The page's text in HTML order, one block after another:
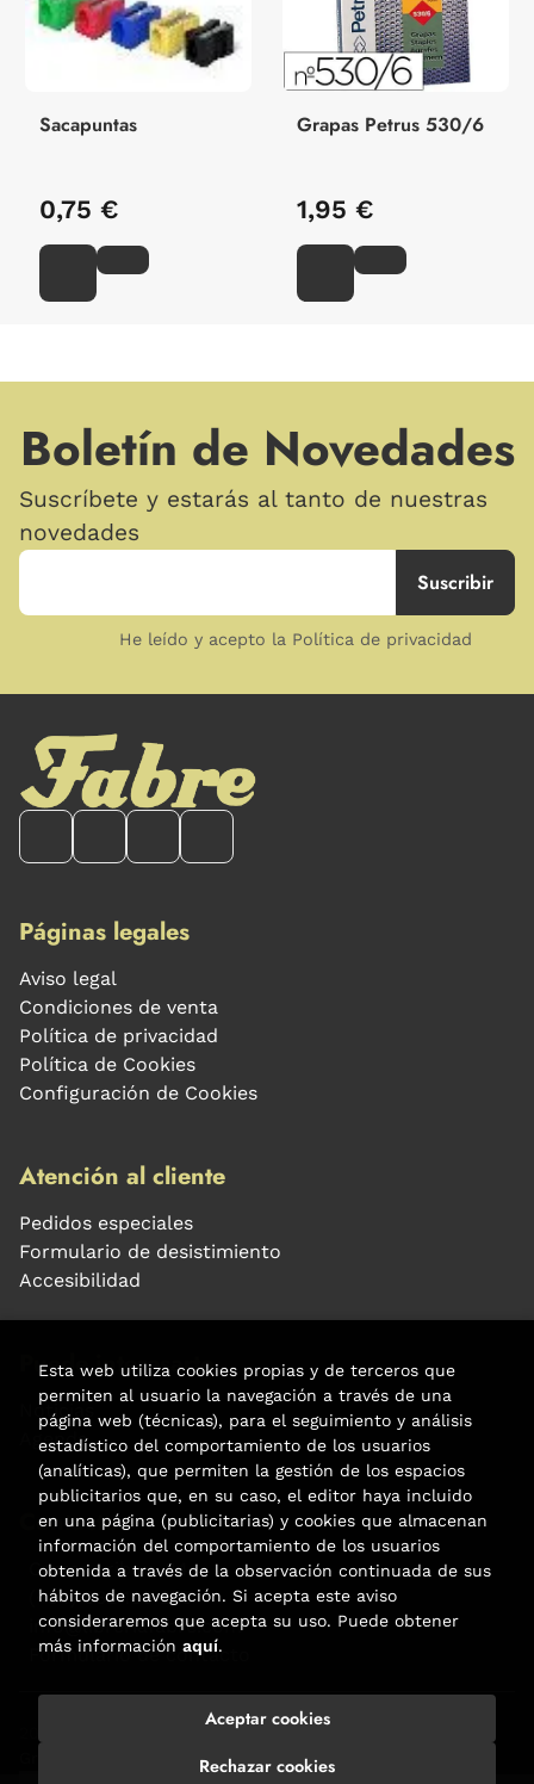
Sacapuntas
0,75 €
Grapas Petrus 530/6
1,95 €
Boletín de Novedades
Suscríbete y estarás al tanto de nuestras
novedades
He leído y acepto la Política de privacidad
Páginas legales
Aviso legal
Condiciones de venta
Política de privacidad
Política de Cookies
Configuración de Cookies
Atención al cliente
Pedidos especiales
Formulario de desistimiento
Accesibilidad
Puede interesarte
Noticias
Agenda
Contacto
Carrer Aribau, 84
(+34) 932 160 225
info@libreriafabre.com
Formulario de contacto
. Todos los Derechos Reservados |
Esta web utiliza cookies propias y de terceros que
permiten al usuario la navegación a través de una
página web (técnicas), para el seguimiento y análisis
estadístico del comportamiento de los usuarios
(analíticas), que permiten la gestión de los espacios
publicitarios que, en su caso, el editor haya incluido
en una página (publicitarias) y cookies que almacenan
información del comportamiento de los usuarios
obtenida a través de la observación continuada de sus
hábitos de navegación. Si acepta este aviso
consideraremos que acepta su uso. Puede obtener
más información aquí.
Rechazar cookies
Aceptar cookies